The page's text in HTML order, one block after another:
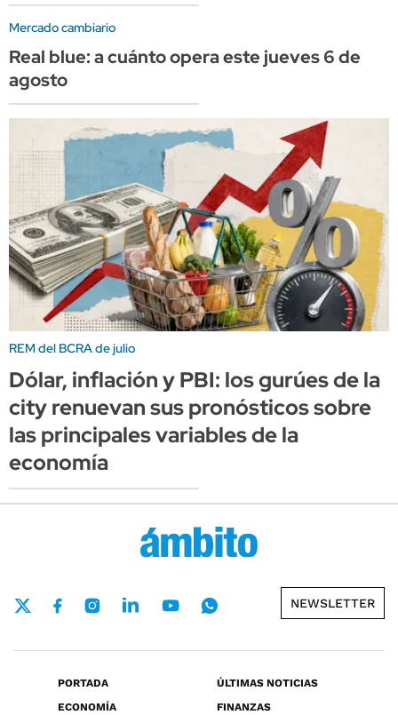
Mercado cambiario
Real blue: a cuánto opera este jueves 6 de
agosto
REM del BCRA de julio
Dólar, inflación y PBI: los gurúes de la
city renuevan sus pronósticos sobre
las principales variables de la
economía
NEWSLETTER
PORTADA
ÚLTIMAS NOTICIAS
ECONOMÍA
FINANZAS